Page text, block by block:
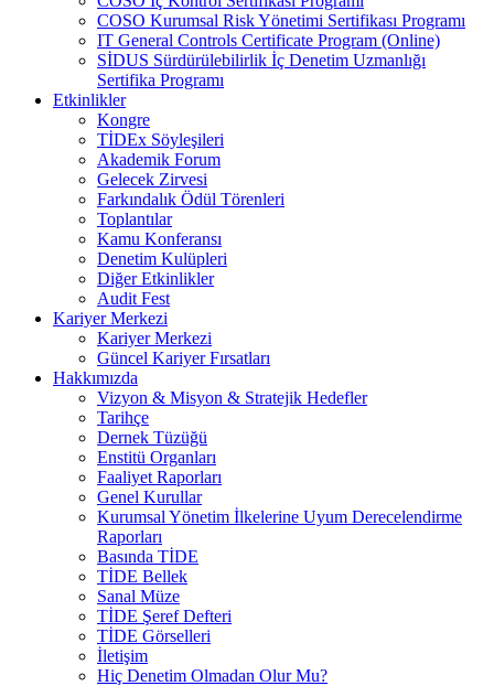
COSO Kurumsal Risk Yönetimi Sertifikası Programı
IT General Controls Certificate Program (Online)
SİDUS Sürdürülebilirlik İç Denetim Uzmanlığı
Sertifika Programı
Etkinlikler
Kongre
TİDEx Söyleşileri
Akademik Forum
Gelecek Zirvesi
Farkındalık Ödül Törenleri
Toplantılar
Kamu Konferansı
Denetim Kulüpleri
Diğer Etkinlikler
Audit Fest
Kariyer Merkezi
Kariyer Merkezi
Güncel Kariyer Fırsatları
Hakkımızda
Vizyon & Misyon & Stratejik Hedefler
Tarihçe
Dernek Tüzüğü
Enstitü Organları
Faaliyet Raporları
Genel Kurullar
Kurumsal Yönetim İlkelerine Uyum Derecelendirme
Raporları
Basında TİDE
TİDE Bellek
Sanal Müze
TİDE Şeref Defteri
TİDE Görselleri
İletişim
Hiç Denetim Olmadan Olur Mu?